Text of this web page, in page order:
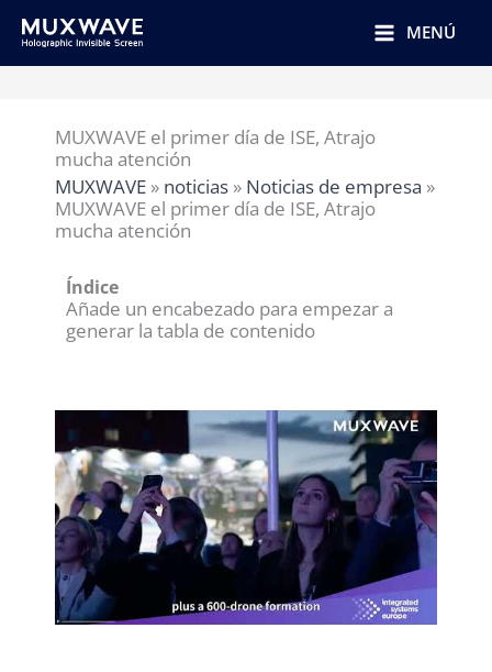
MENÚ
MUXWAVE el primer día de ISE, Atrajo
mucha atención
MUXWAVE » noticias » Noticias de empresa »
MUXWAVE el primer día de ISE, Atrajo
mucha atención
Índice
Añade un encabezado para empezar a
generar la tabla de contenido